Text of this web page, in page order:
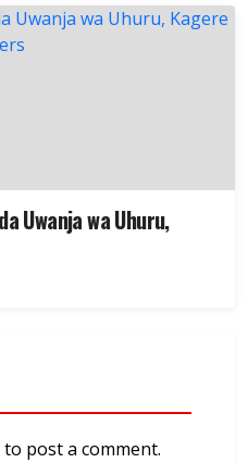
Uwanja wa Uhuru,
to post a comment.